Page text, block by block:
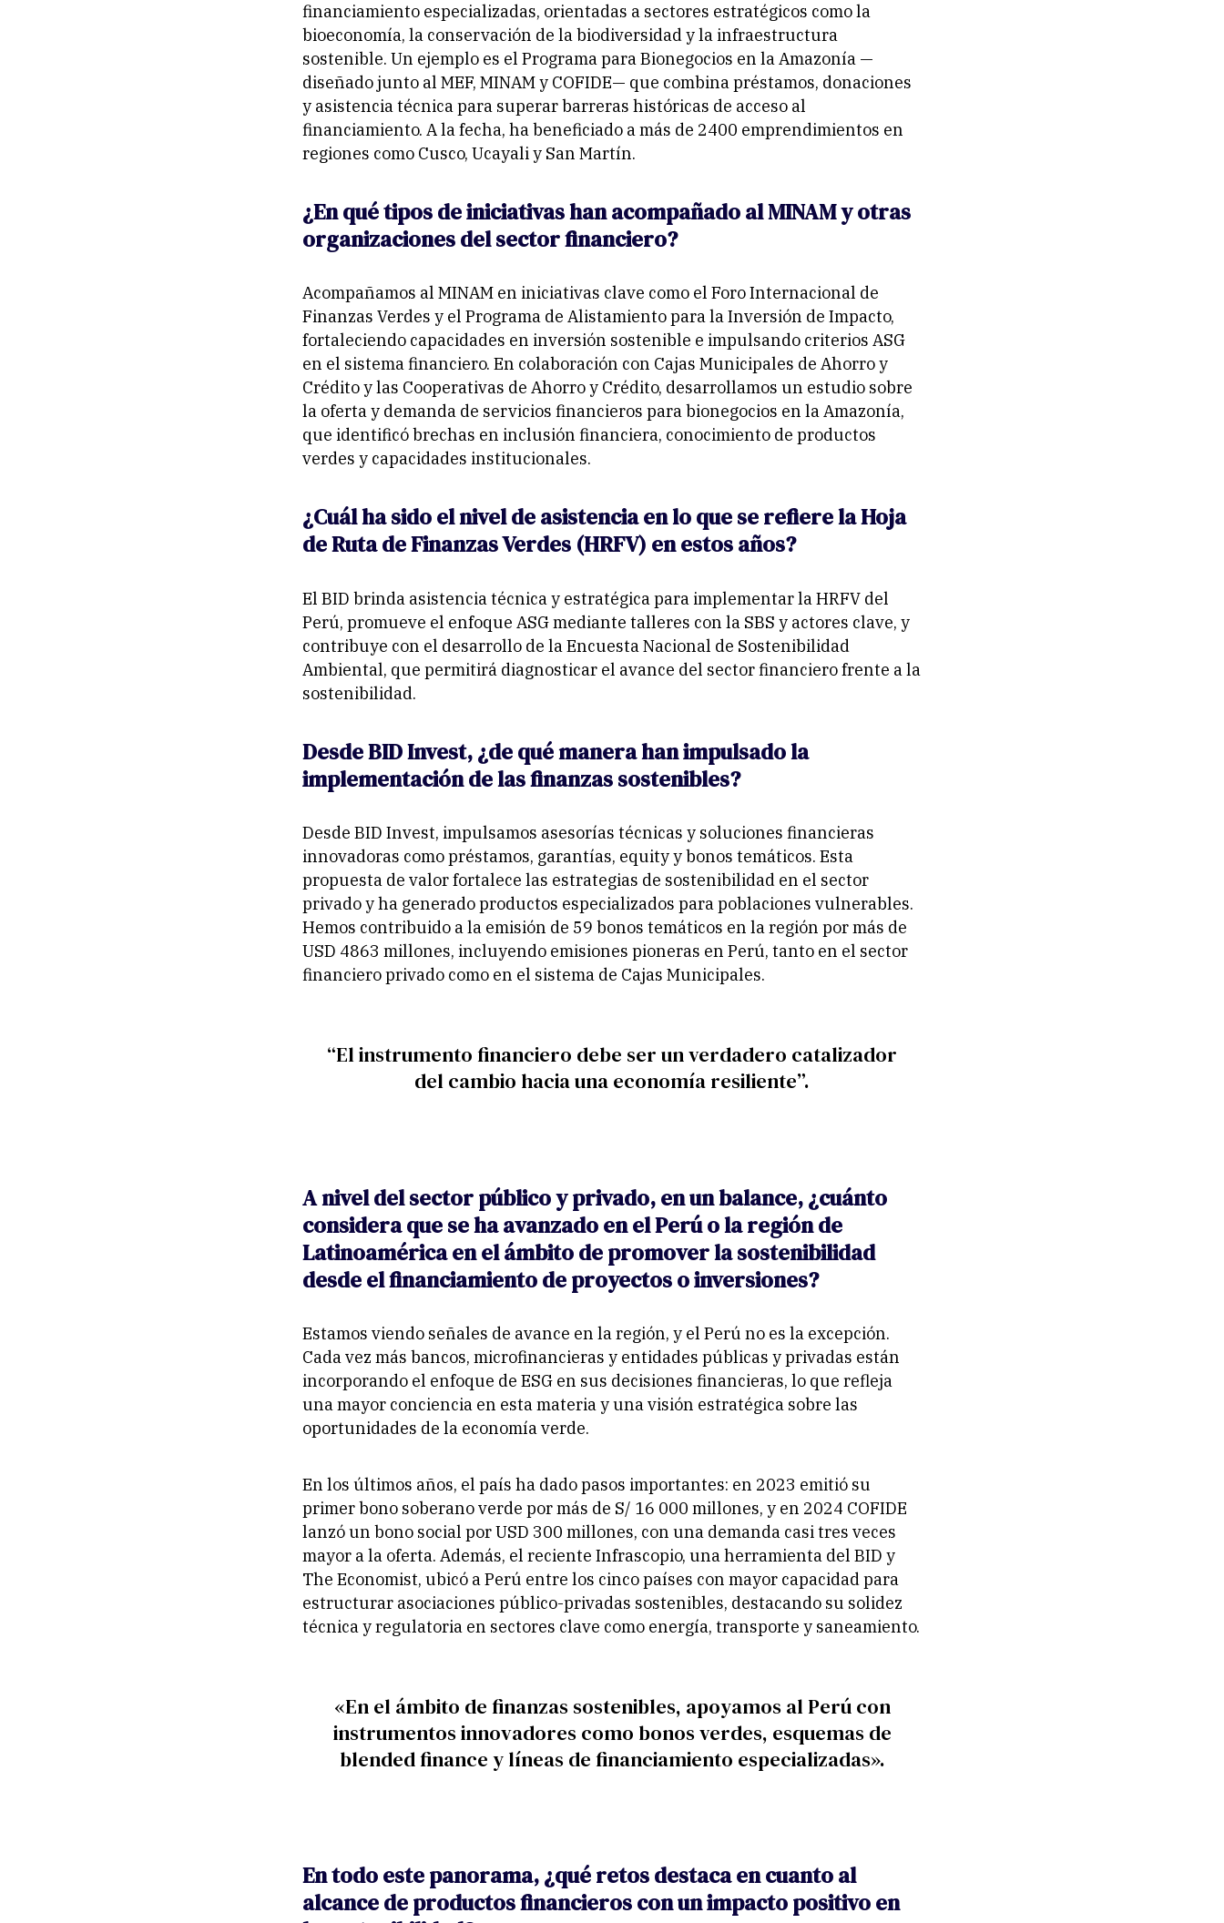
financiamiento especializadas, orientadas a sectores estratégicos como la
bioeconomía, la conservación de la biodiversidad y la infraestructura
sostenible. Un ejemplo es el Programa para Bionegocios en la Amazonía —
diseñado junto al MEF, MINAM y COFIDE— que combina préstamos, donaciones
y asistencia técnica para superar barreras históricas de acceso al
financiamiento. A la fecha, ha beneficiado a más de 2400 emprendimientos en
regiones como Cusco, Ucayali y San Martín.
¿En qué tipos de iniciativas han acompañado al MINAM y otras
organizaciones del sector financiero?
Acompañamos al MINAM en iniciativas clave como el Foro Internacional de
Finanzas Verdes y el Programa de Alistamiento para la Inversión de Impacto,
fortaleciendo capacidades en inversión sostenible e impulsando criterios ASG
en el sistema financiero. En colaboración con Cajas Municipales de Ahorro y
Crédito y las Cooperativas de Ahorro y Crédito, desarrollamos un estudio sobre
la oferta y demanda de servicios financieros para bionegocios en la Amazonía,
que identificó brechas en inclusión financiera, conocimiento de productos
verdes y capacidades institucionales.
¿Cuál ha sido el nivel de asistencia en lo que se refiere la Hoja
de Ruta de Finanzas Verdes (HRFV) en estos años?
El BID brinda asistencia técnica y estratégica para implementar la HRFV del
Perú, promueve el enfoque ASG mediante talleres con la SBS y actores clave, y
contribuye con el desarrollo de la Encuesta Nacional de Sostenibilidad
Ambiental, que permitirá diagnosticar el avance del sector financiero frente a la
sostenibilidad.
Desde BID Invest, ¿de qué manera han impulsado la
implementación de las finanzas sostenibles?
Desde BID Invest, impulsamos asesorías técnicas y soluciones financieras
innovadoras como préstamos, garantías, equity y bonos temáticos. Esta
propuesta de valor fortalece las estrategias de sostenibilidad en el sector
privado y ha generado productos especializados para poblaciones vulnerables.
Hemos contribuido a la emisión de 59 bonos temáticos en la región por más de
USD 4863 millones, incluyendo emisiones pioneras en Perú, tanto en el sector
financiero privado como en el sistema de Cajas Municipales.
“El instrumento financiero debe ser un verdadero catalizador
del cambio hacia una economía resiliente”.
A nivel del sector público y privado, en un balance, ¿cuánto
considera que se ha avanzado en el Perú o la región de
Latinoamérica en el ámbito de promover la sostenibilidad
desde el financiamiento de proyectos o inversiones?
Estamos viendo señales de avance en la región, y el Perú no es la excepción.
Cada vez más bancos, microfinancieras y entidades públicas y privadas están
incorporando el enfoque de ESG en sus decisiones financieras, lo que refleja
una mayor conciencia en esta materia y una visión estratégica sobre las
oportunidades de la economía verde.
En los últimos años, el país ha dado pasos importantes: en 2023 emitió su
primer bono soberano verde por más de S/ 16 000 millones, y en 2024 COFIDE
lanzó un bono social por USD 300 millones, con una demanda casi tres veces
mayor a la oferta. Además, el reciente Infrascopio, una herramienta del BID y
The Economist, ubicó a Perú entre los cinco países con mayor capacidad para
estructurar asociaciones público-privadas sostenibles, destacando su solidez
técnica y regulatoria en sectores clave como energía, transporte y saneamiento.
«En el ámbito de finanzas sostenibles, apoyamos al Perú con
instrumentos innovadores como bonos verdes, esquemas de
blended finance y líneas de financiamiento especializadas».
En todo este panorama, ¿qué retos destaca en cuanto al
alcance de productos financieros con un impacto positivo en